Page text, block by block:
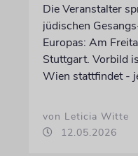
Die Veranstalter
jüdischen
Europas: Am
Stuttgart. Vorbild
Wien stattfindet -
von Leticia Witte
12.05.2026